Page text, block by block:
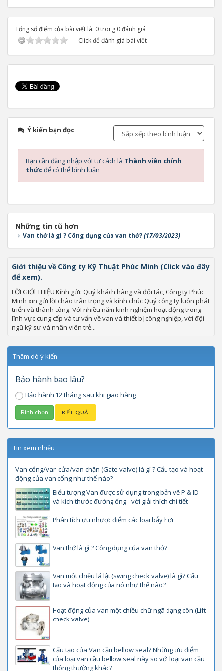
Tổng số điểm của bài viết là: 0 trong 0 đánh giá
Click để đánh giá bài viết
Ý kiến bạn đọc
Bạn cần đăng nhập với tư cách là Thành viên chính
thứcđể có thể bình luận
Những tin cũ hơn
Van thở là gì ? Công dụng của van thở?(17/03/2023)
Giới thiệu về Công ty Kỹ Thuật Phúc Minh (Click vào đây
để xem).
LỜI GIỚI THIỆU Kính gửi: Quý khách hàng và đối tác, Công ty Phúc
Minh xin gửi lời chào trân trọng và kính chúc Quý công ty luôn phát
triển và thành công. Với nhiều năm kinh nghiệm hoạt động trong
lĩnh vực cung cấp và tư vấn về van và thiết bị công nghiệp, với đội
ngũ kỹ sư và nhân viên trẻ...
Thăm dò ý kiến
Bảo hành bao lâu?
Bảo hành 12 tháng sau khi giao hàng
Tin xem nhiều
Van cổng/van cửa/van chặn (Gate valve) là gì ? Cấu tạo và hoạt
động của van cổng như thế nào?
Biểu tượng Van được sử dụng trong bản vẽ P & ID
và kích thước đường ống - với giải thích chi tiết
Phân tích ưu nhược điểm các loại bẫy hơi
Van thở là gì ? Công dụng của van thở?
Van một chiều lá lật (swing check valve) là gì? Cấu
tạo và hoạt động của nó như thế nào?
Hoạt động của van một chiều chữ ngã dạng côn (Lift
check valve)
Cấu tạo của Van cầu bellow seal? Những ưu điểm
của loại van cầu bellow seal này so với loại van cầu
thông thường khác?